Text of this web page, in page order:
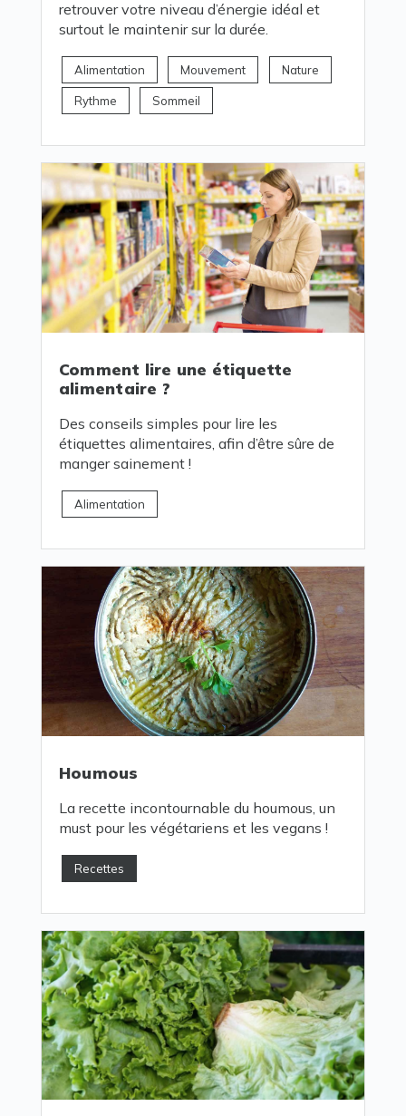
retrouver votre niveau d’énergie idéal et
surtout le maintenir sur la durée.
Alimentation Mouvement Nature
Rythme Sommeil
Comment lire une étiquette
alimentaire ?
Des conseils simples pour lire les
étiquettes alimentaires, afin d’être sûre de
manger sainement !
Alimentation
Houmous
La recette incontournable du houmous, un
must pour les végétariens et les vegans !
Recettes